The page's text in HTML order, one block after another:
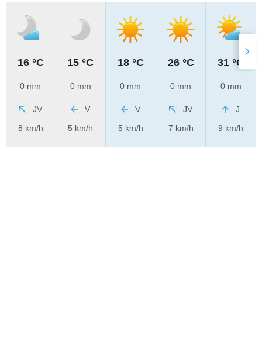
16 °C
0 mm
JV
8 km/h
15 °C
0 mm
V
5 km/h
18 °C
0 mm
V
5 km/h
26 °C
0 mm
JV
7 km/h
31 °C
0 mm
J
9 km/h